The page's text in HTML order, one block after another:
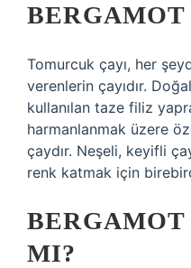
Tomurcuk çayı, her
verenlerin çayıdır.
kullanılan taze filiz
harmanlanmak üzere
çaydır. Neşeli, keyifli
renk katmak için
BERGAMOT
MI?